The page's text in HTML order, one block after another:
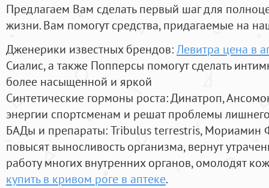
Предлагаем Вам сделать первый шаг для
жизни. Вам помогут средства, придагаемые на
Дженерики известных брендов:Левитра цена в
Сиалис, а также Попперсы помогут сделать
более насыщенной и яркой
Синтетические гормоны роста: Динатроп,
энергии спортсменам и решат проблемы
БАДы и препараты:Tribulus terrestris, Мориамин
повысят выносливость организма, вернут
работу многих внутренних органов, омолодят
купить в кривом роге в аптеке.